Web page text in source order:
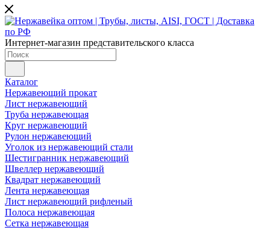
Интернет-магазин представительского класса
Каталог
Нержавеющий прокат
Лист нержавеющий
Труба нержавеющая
Круг нержавеющий
Рулон нержавеющий
Уголок из нержавеющий стали
Шестигранник нержавеющий
Швеллер нержавеющий
Квадрат нержавеющий
Лента нержавеющая
Лист нержавеющий рифленый
Полоса нержавеющая
Сетка нержавеющая